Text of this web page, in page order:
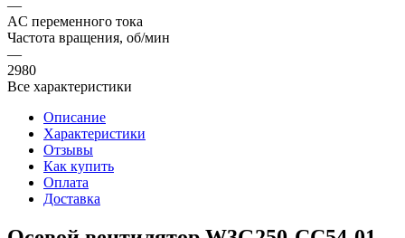
—
AC переменного тока
Частота вращения, об/мин
—
2980
Все характеристики
Описание
Характеристики
Отзывы
Как купить
Оплата
Доставка